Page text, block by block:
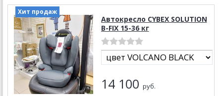
Хит продаж
Автокресло CYBEX SOLUTION
B-FIX 15-36 кг
14 100 руб.